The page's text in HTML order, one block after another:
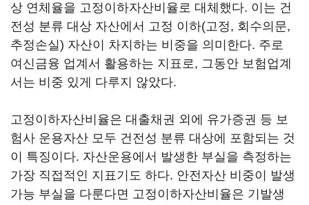
상 연체율을 고정이하자산비율로 대체했다. 이는 건
전성 분류 대상 자산에서 고정 이하(고정, 회수의문,
추정손실) 자산이 차지하는 비중을 의미한다. 주로
여신금융 업계서 활용하는 지표로, 그동안 보험업계
서는 비중 있게 다루지 않았다.
고정이하자산비율은 대출채권 외에 유가증권 등 보
험사 운용자산 모두 건전성 분류 대상에 포함되는 것
이 특징이다. 자산운용에서 발생한 부실을 측정하는
가장 직접적인 지표기도 하다. 안전자산 비중이 발생
가능 부실을 다룬다면 고정이하자산비율은 기발생